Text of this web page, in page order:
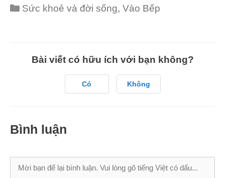
Categories
Sức khoẻ và đời sống,Vào Bếp
Bài viết có hữu ích với bạn không?
Có Không
Bình luận
Bình